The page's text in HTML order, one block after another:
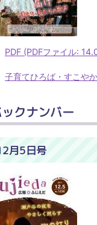
PDF (PDFファイル:
子育てひろば・すこや
クナンバー
月5日号